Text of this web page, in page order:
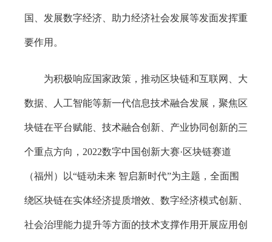
国、发展数字经济、助力经济社会发展等发面发挥重
要作用。
为积极响应国家政策，推动区块链和互联网、大
数据、人工智能等新一代信息技术融合发展，聚焦区
块链在平台赋能、技术融合创新、产业协同创新的三
个重点方向，2022数字中国创新大赛·区块链赛道
（福州）以“链动未来 智启新时代”为主题，全面围
绕区块链在实体经济提质增效、数字经济模式创新、
社会治理能力提升等方面的技术支撑作用开展应用创